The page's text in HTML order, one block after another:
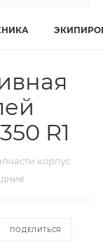
R1
корпус
ПОДЕЛИТЬСЯ